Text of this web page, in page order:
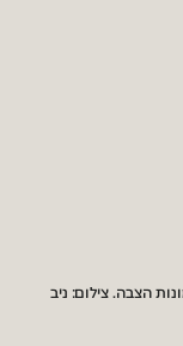
הצבה. צילום: ניב